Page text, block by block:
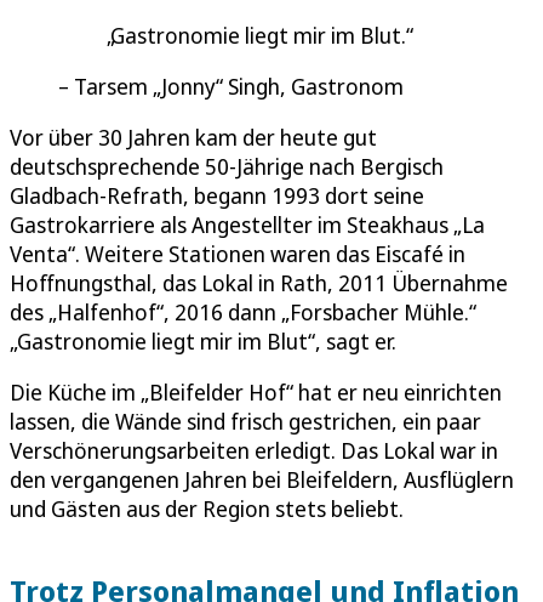
Gastronomie liegt mir im Blut.
Tarsem „Jonny“ Singh, Gastronom
Vor über 30 Jahren kam der heute gut
deutschsprechende 50-Jährige nach Bergisch
Gladbach-Refrath, begann 1993 dort seine
Gastrokarriere als Angestellter im Steakhaus „La
Venta“. Weitere Stationen waren das Eiscafé in
Hoffnungsthal, das Lokal in Rath, 2011 Übernahme
des „Halfenhof“, 2016 dann „Forsbacher Mühle.“
„Gastronomie liegt mir im Blut“, sagt er.
Die Küche im „Bleifelder Hof“ hat er neu einrichten
lassen, die Wände sind frisch gestrichen, ein paar
Verschönerungsarbeiten erledigt. Das Lokal war in
den vergangenen Jahren bei Bleifeldern, Ausflüglern
und Gästen aus der Region stets beliebt.
Trotz Personalmangel und Inflation